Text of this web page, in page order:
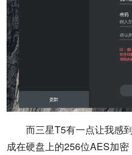
而三星T5有一点让我感
成在硬盘上的256位AES加